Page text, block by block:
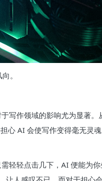
。
写作领域的影响尤为显著。
心 AI 会使写作变得毫无灵
轻轻点击几下，AI 便能为